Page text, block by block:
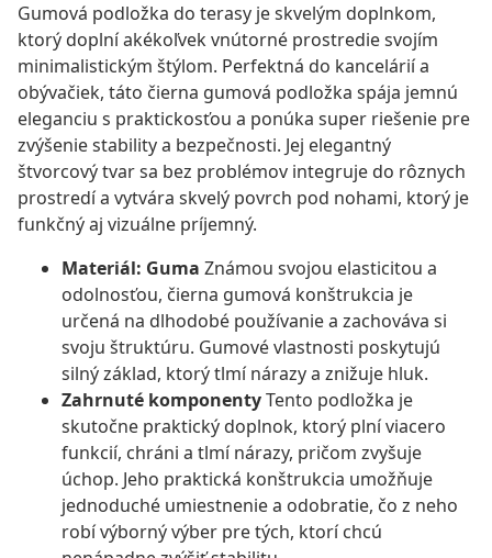
Gumová podložka do terasy je skvelým doplnkom,
ktorý doplní akékoľvek vnútorné prostredie svojím
minimalistickým štýlom. Perfektná do kancelárií a
obývačiek, táto čierna gumová podložka spája jemnú
eleganciu s praktickosťou a ponúka super riešenie pre
zvýšenie stability a bezpečnosti. Jej elegantný
štvorcový tvar sa bez problémov integruje do rôznych
prostredí a vytvára skvelý povrch pod nohami, ktorý je
funkčný aj vizuálne príjemný.
Materiál: Guma Známou svojou elasticitou a
odolnosťou, čierna gumová konštrukcia je
určená na dlhodobé používanie a zachováva si
svoju štruktúru. Gumové vlastnosti poskytujú
silný základ, ktorý tlmí nárazy a znižuje hluk.
Zahrnuté komponentyTento podložka je
skutočne praktický doplnok, ktorý plní viacero
funkcií, chráni a tlmí nárazy, pričom zvyšuje
úchop. Jeho praktická konštrukcia umožňuje
jednoduché umiestnenie a odobratie, čo z neho
robí výborný výber pre tých, ktorí chcú